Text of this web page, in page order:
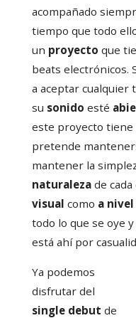
acompañado
tiempo que todo
un proyecto que
beats electrónicos.
a aceptar cualquier
su sonido esté
este proyecto tiene
pretende
mantener la
naturalezade
visual como a
todo lo que se oye
está ahí por
Ya podemos
disfrutar del
single debut de